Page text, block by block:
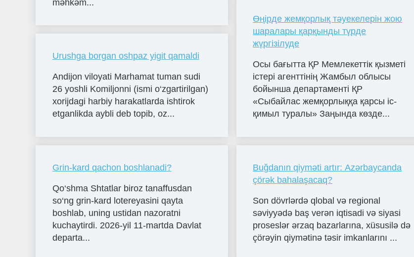
məhkəm...
Urushga borgan oshpaz yigit qamaldi
Andijon viloyati Marhamat tuman sudi
26 yoshli Komiljonni (ismi o‘zgartirilgan)
xorijdagi harbiy harakatlarda ishtirok
etganlikda aybli deb topib, oz...
Grin-kard qachon boshlanadi?
Qo‘shma Shtatlar biroz tanaffusdan
so‘ng grin-kard lotereyasini qayta
boshlab, uning ustidan nazoratni
kuchaytirdi. 2026-yil 11-martda Davlat
departa...
Өңірде жемқорлық тәуекелерін жою
шаралары қарқынды түрде
жүргізілуде
Осы бағытта ҚР Мемлекеттік қызметі
істері агенттінің Жамбыл облысы
бойынша департаменті ҚР
«Сыбайлас жемқорлыққа қарсы іс-
қимыл туралы» Заңында көзде...
Buğdanın qiyməti artır: Azərbaycanda
çörək bahalaşacaq?
Son dövrlərdə qlobal və regional
səviyyədə baş verən iqtisadi və siyasi
proseslər ərzaq bazarlarına, xüsusilə də
çörəyin qiymətinə təsir imkanlarını ...